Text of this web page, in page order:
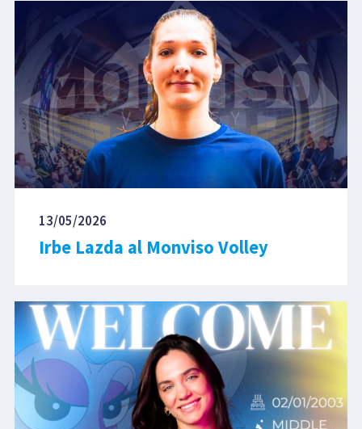
13/05/2026
Irbe Lazda al Monviso Volley